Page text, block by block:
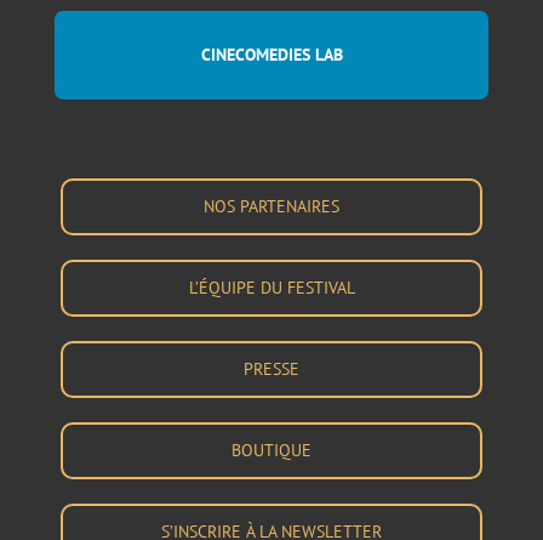
CINECOMEDIES LAB
NOS PARTENAIRES
L’ÉQUIPE DU FESTIVAL
PRESSE
BOUTIQUE
S’INSCRIRE À LA NEWSLETTER